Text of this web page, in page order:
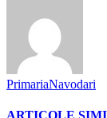
PrimariaNavodari
ARTICOLE